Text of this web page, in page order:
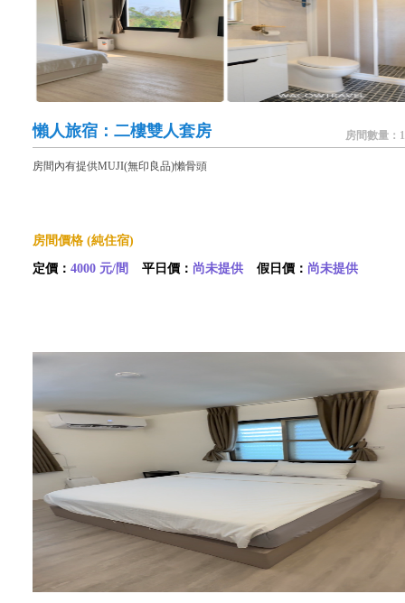
懶人旅宿：二樓雙人套房 房間數量：
房間內有提供MUJI(無印良品)懶骨頭
房間價格 (純住宿)
定價： 4000 元/間 平日價： 尚未提供 假日價： 尚未提供